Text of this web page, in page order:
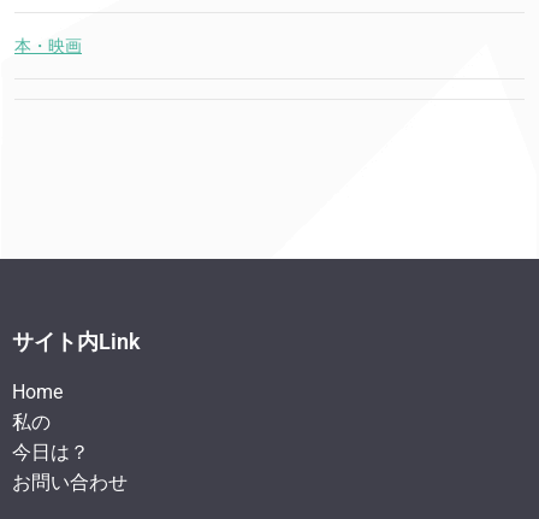
本・映画
サイト内Link
Home
私の
今日は？
お問い合わせ